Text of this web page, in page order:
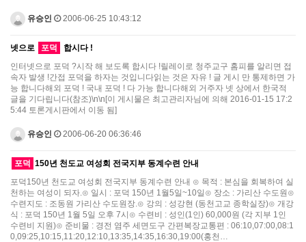
유승인 2006-06-25 10:43:12
넷으로 포덕
합시다 !
인터넷으로 포덕 ?시작 해 보도록 합시다 !릴레이로 청주교구 홈피를 알리면 접
속자 발생 !간접 포덕을 하자는 것입니다읽는 것은 자유 ! 글 게시 만 통제하면 가
능 합니다해외 포덕 ! 국내 포덕 ! 다 가능 합니다해외 거주자 넷 상에서 한국적
글을 기다립니다(참조)\n\n[이 게시물은 최고관리자님에 의해 2016-01-15 17:2
5:44 토론게시판에서 이동 됨]
유승인 2006-06-20 06:36:46
포덕 150년 천도교 여성회 전국지부 동계수련 안내
포덕150년 천도교 여성회 전국지부 동계수련 안내 ⊙ 목적 : 본심을 회복하여 실
천하는 여성이 되자.⊙ 일시 : 포덕 150년 1월5일~10일⊙ 장소 : 가리산 수도원⊙
수련지도 : 조동원 가리산 수도원장.⊙ 강의 : 성강현 (동천고교 종학실장)⊙ 개강
식 : 포덕 150년 1월 5일 오후 7시⊙ 수련비 : 성인(1인) 60,000원 (각 지부 1인
수련비 지원)⊙ 준비물 : 경전 염주 세면도구 간편복장교통편 : 06:10,07:00,08:1
0,09:25,10:15,11:20,12:10,13:35,14:35,16:30,19:00(홍천…